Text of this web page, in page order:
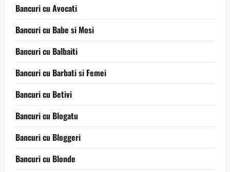
Bancuri cu Avocati
Bancuri cu Babe si Mosi
Bancuri cu Balbaiti
Bancuri cu Barbati si Femei
Bancuri cu Betivi
Bancuri cu Blogatu
Bancuri cu Bloggeri
Bancuri cu Blonde